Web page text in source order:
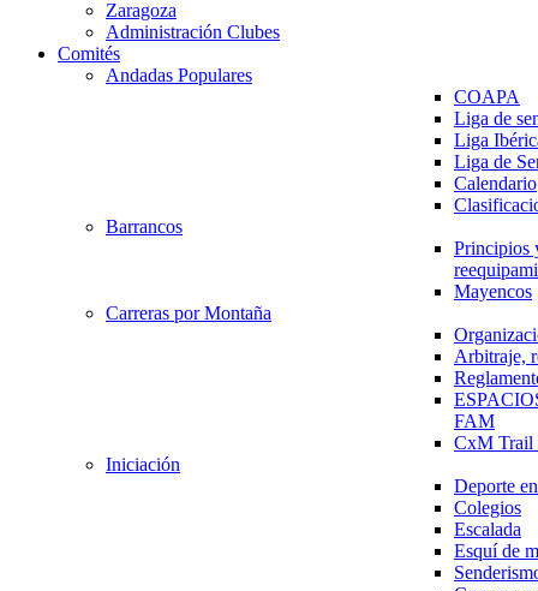
Zaragoza
Administración Clubes
Comités
Andadas Populares
COAPA
Liga de
Liga
Liga de
Calendario
Barrancos
Principios
Mayencos
Carreras por Montaña
Arbitraje,
FAM
CxM
Iniciación
Deporte
Colegios
Escalada
Esquí de